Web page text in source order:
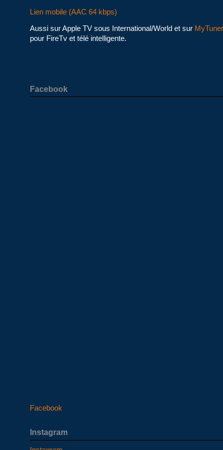
Lien mobile (AAC 64 kbps)
Aussi sur Apple TV sous International/World et sur MyTuner
pour FireTv et télé intelligente.
Facebook
Facebook
Instagram